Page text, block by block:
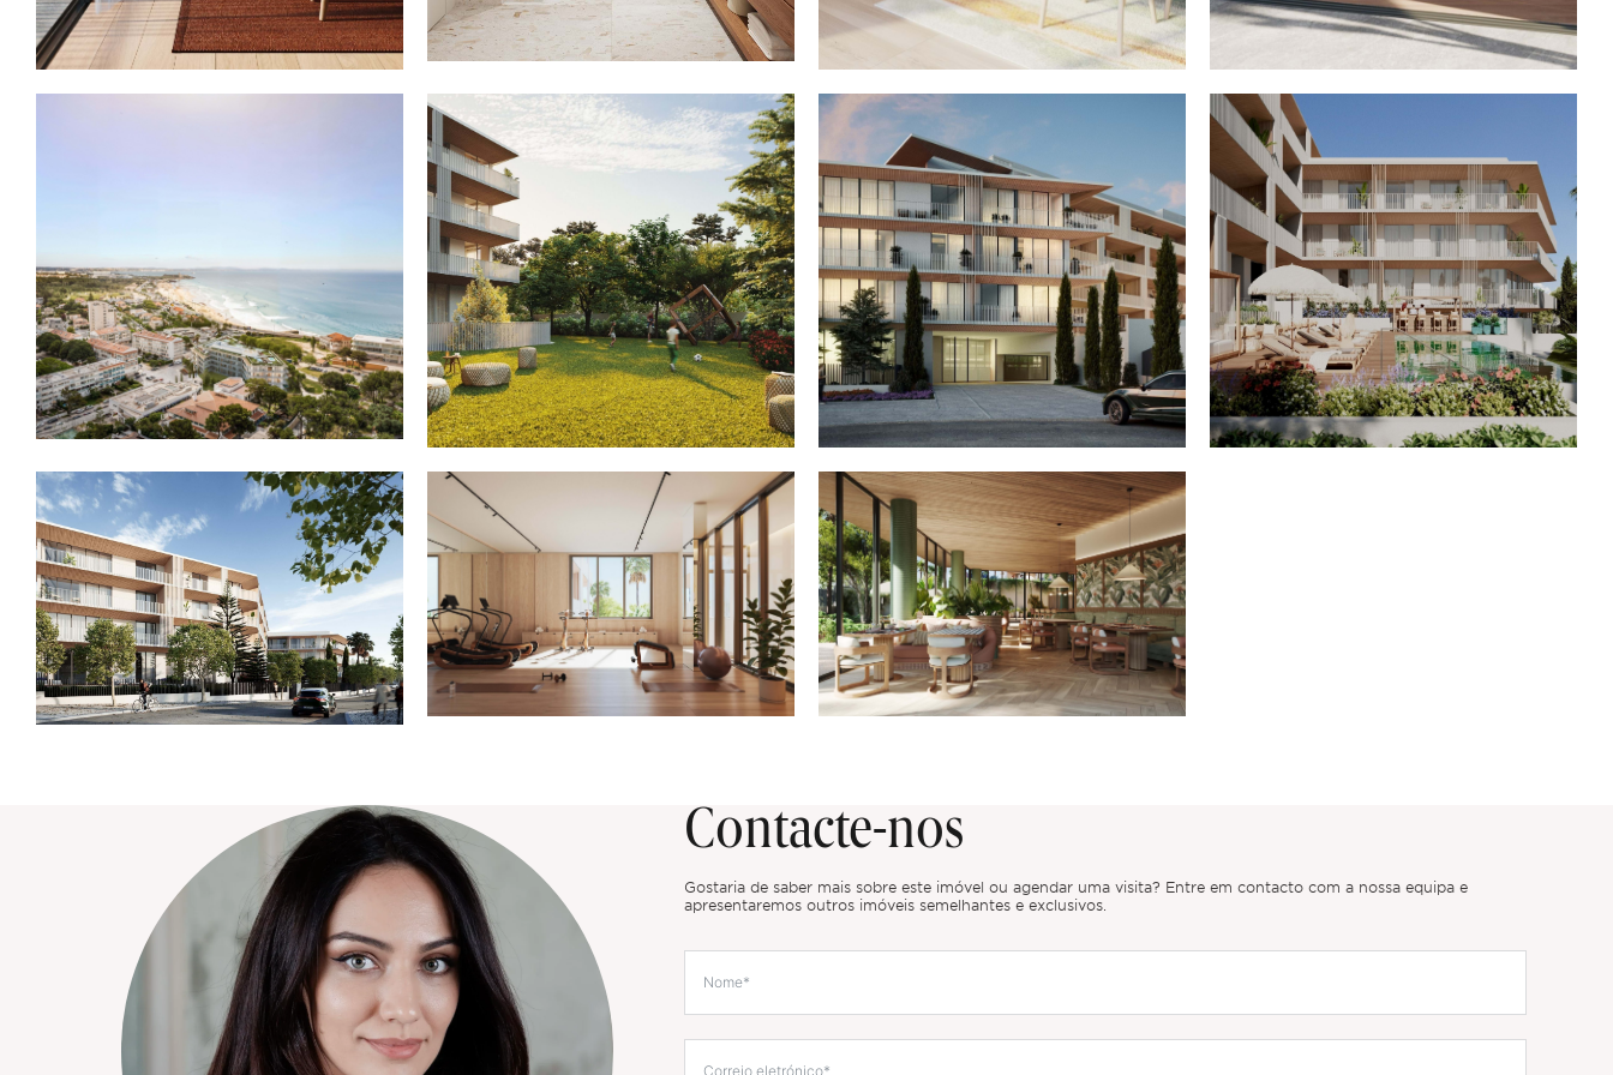
Contacte-nos
Gostaria de saber mais sobre este imóvel ou agendar uma visita? Entre em contacto com a nossa equipa e
apresentaremos outros imóveis semelhantes e exclusivos.